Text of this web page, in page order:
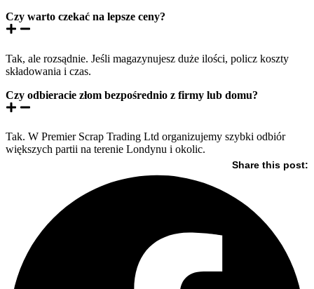
Czy warto czekać na lepsze ceny?
Tak, ale rozsądnie. Jeśli magazynujesz duże ilości, policz koszty
składowania i czas.
Czy odbieracie złom bezpośrednio z firmy lub domu?
Tak. W Premier Scrap Trading Ltd organizujemy szybki odbiór
większych partii na terenie Londynu i okolic.
Share this post: